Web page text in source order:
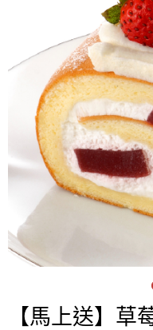
【馬上送】草